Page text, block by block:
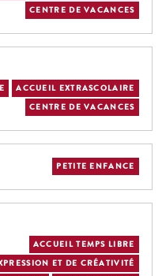
CENTRE DE VACANCES
ACCUEIL EXTRASCOLAIRE
CENTRE DE VACANCES
PETITE ENFANCE
ACCUEIL TEMPS LIBRE
ET DE CRÉATIVITÉ